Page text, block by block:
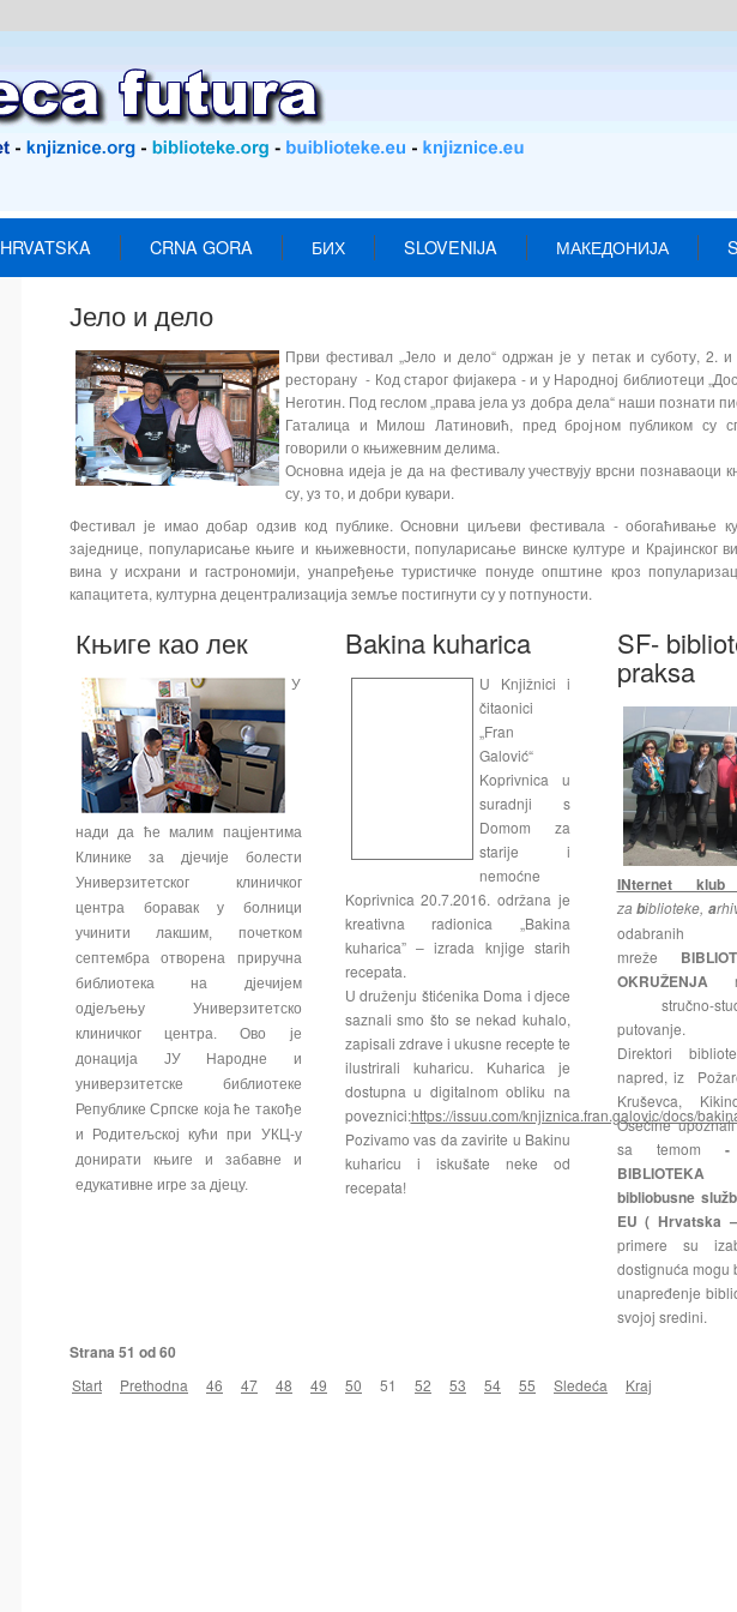
HRVATSKA CRNA GORA БИХ SLOVENIJA МАКЕДОНИЈА
Јело и дело
Први фестивал „Јело и дело“ одржан је у петак и суботу, 2.
ресторану - Код старог фијакера - и у Народној библиотеци
Неготин. Под геслом „права јела уз добра дела“ наши познати
Гаталица и Милош Латиновић, пред бројном публиком су
говорили о књижевним делима.
Основна идеја је да на фестивалу учествују врсни познаваоци
су, уз то, и добри кувари.
Фестивал је имао добар одзив код публике. Основни циљеви фестивала - обогаћивање
заједнице, популарисање књиге и књижевности, популарисање винске културе и Крајинског
вина у исхрани и гастрономији, унапређење туристичке понуде општине кроз
капацитета, културна децентрализација земље постигнути су у потпуности.
Књиге као лек
У
нади да ће малим пацјентима
Клинике за дјечије болести
Универзитетског клиничког
центра боравак у болници
учинити лакшим, почетком
септембра отворена приручна
библиотека на дјечијем
одјељењу Универзитетско
клиничког центра. Ово је
донација ЈУ Народне и
универзитетске библиотеке
Републике Српске која ће такође
и Родитељској кући при УКЦ-у
донирати књиге и забавне и
едукативне игре за дјецу.
Bakina kuharica
U Knjižnici i
čitaonici
„Fran
Galović“
Koprivnica u
suradnji s
Domom za
starije i
nemoćne
Koprivnica 20.7.2016. održana je
kreativna radionica „Bakina
kuharica” – izrada knjige starih
recepata.
U druženju štićenika Doma i djece
saznali smo što se nekad kuhalo,
zapisali zdrave i ukusne recepte te
ilustrirali kuharicu. Kuharica je
dostupna u digitalnom obliku na
poveznici:https://issuu.com/knjiznica.fran.galovic/docs/
Pozivamo vas da zavirite u Bakinu
kuharicu i iskušate neke od
recepata!
SF-
praksa
INternet
zabiblioteke, a
odabranih
mreže
OKRUŽENJA
stručno-
putovanje.
Direktori
napred, iz
Kruševca,
Osečine
sa temom -
bibliobusne
EU ( Hrvatska
primere su
dostignuća mogu
unapređenje
svojoj sredini.
Strana 51 od 60
Start Prethodna 46 47 48 49 50 51 52 53 54 55 Sledeća Kraj